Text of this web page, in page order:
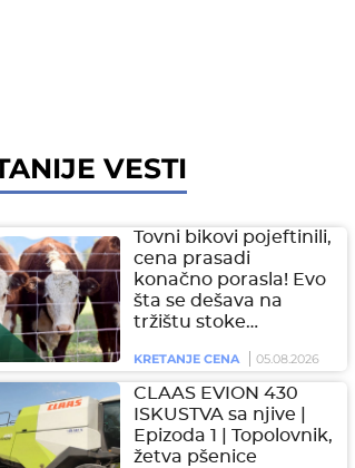
VESTI
Tovni bikovi pojeftinili,
cena prasadi
konačno porasla! Evo
šta se dešava na
tržištu stoke…
KRETANJE CENA 05.08.2026
CLAAS EVION 430
ISKUSTVA sa njive |
Epizoda 1 | Topolovnik,
žetva pšenice